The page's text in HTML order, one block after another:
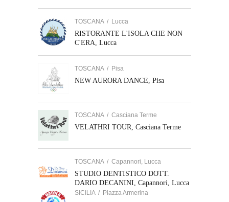
TOSCANA / Lucca
RISTORANTE L'ISOLA CHE NON
C'ERA, Lucca
TOSCANA / Pisa
NEW AURORA DANCE, Pisa
TOSCANA / Casciana Terme
VELATHRI TOUR, Casciana Terme
TOSCANA / Capannori, Lucca
STUDIO DENTISTICO DOTT.
DARIO DECANINI, Capannori, Lucca
SICILIA / Piazza Armerina